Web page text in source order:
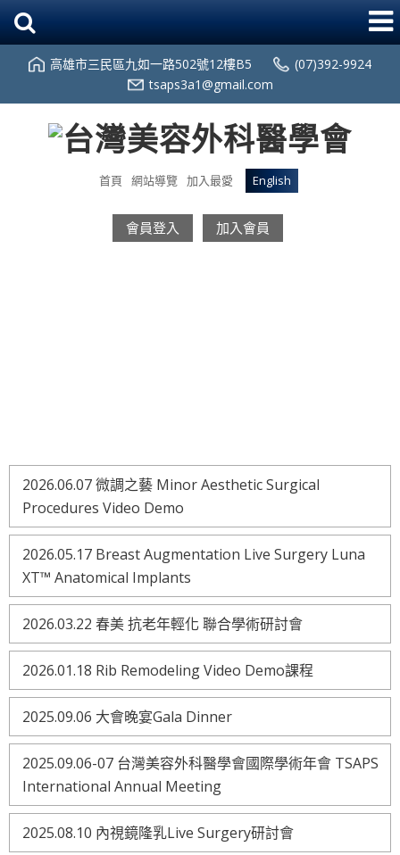
高雄市三民區九如一路502號12樓B5
(07)392-9924
tsaps3a1@gmail.com
首頁 網站導覽 加入最愛 English
會員登入 加入會員
2026.06.07 微調之藝 Minor Aesthetic Surgical
Procedures Video Demo
2026.05.17 Breast Augmentation Live Surgery Luna
XT™ Anatomical Implants
2026.03.22 春美 抗老年輕化 聯合學術研討會
2026.01.18 Rib Remodeling Video Demo課程
2025.09.06 大會晚宴Gala Dinner
2025.09.06-07 台灣美容外科醫學會國際學術年會 TSAPS
International Annual Meeting
2025.08.10 內視鏡隆乳Live Surgery研討會